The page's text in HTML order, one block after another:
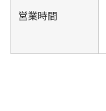
営業時間